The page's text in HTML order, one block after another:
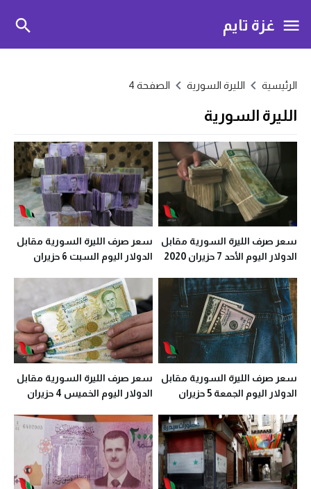
غزة تايم
الرئيسية الليرة السورية الصفحة 4
الليرة السورية
سعر صرف الليرة السورية مقابل
الدولار اليوم الأحد 7 حزيران 2020
سعر صرف الليرة السورية مقابل
الدولار اليوم السبت 6 حزيران
سعر صرف الليرة السورية مقابل
الدولار اليوم الجمعة 5 حزيران
سعر صرف الليرة السورية مقابل
الدولار اليوم الخميس 4 حزيران